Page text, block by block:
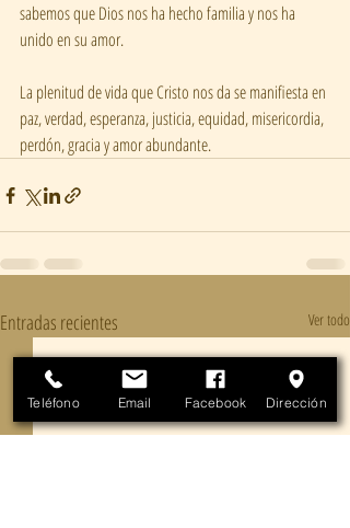
sabemos que Dios nos ha hecho familia y nos ha
unido en su amor.
La plenitud de vida que Cristo nos da se manifiesta en
paz, verdad, esperanza, justicia, equidad, misericordia,
perdón, gracia y amor abundante.
Entradas recientes Ver todo
Teléfono Email Facebook Dirección